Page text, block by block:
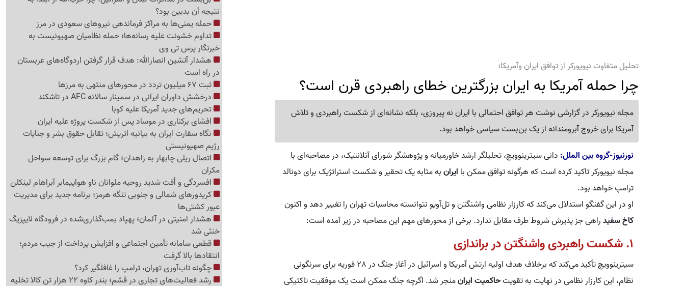
تحلیل متفاوت نیویورکر از توافق ایران وآمریکا؛
چرا حمله آمریکا به ایران بزرگترین خطای راهبردی قرن است؟
مجله نیویورکر در گزارشی نوشت هر توافق احتمالی با ایران نه پیروزی، بلکه نشانه‌ای از شکست راهبردی و تلاش
آمریکا برای خروج آبرومندانه از یک بن‌بست سیاسی خواهد بود.
نورنیوز-گروه بین الملل: دانی سیترینوویچ، تحلیلگر ارشد خاورمیانه و پژوهشگر شورای آتلانتیک، در مصاحبه‌ای با
مجله نیویورکر تاکید کرده است که هرگونه توافق ممکن با ایرانبه مثابه یک تحقیر و شکست استراتژیک برای دونالد
ترامپ خواهد بود.
او در این گفتگو استدلال می‌کند که کارزار نظامی واشنگتن و تل‌آویو نتوانسته محاسبات تهران را تغییر دهد و اکنون
کاخ سفیدراهی جز پذیرش شروط طرف مقابل ندارد. برخی از محورهای مهم این مصاحبه در زیر آمده است:
1. شکست راهبردی واشنگتن در براندازی
سیترینوویچ تأکید می‌کند که برخلاف هدف اولیه ارتش آمریکا و اسرائیل در آغاز جنگ در 28 فوریه برای سرنگونی
نظام، این کارزار نظامی در نهایت به تقویتحاکمیت ایرانمنجر شد. اگرچه جنگ ممکن است یک موفقیت تاکتیکی
نتیجه آن بدبین بود؟
حمله یمنی‌ها به مراکز فرماندهی نیروهای سعودی در مرز
تداوم خشونت علیه رسانه‌ها؛ حمله نظامیان صهیونیست به
خبرنگار پرس تی وی
هشدار آتشین انصارالله: هدف قرار گرفتن اردوگاه‌های عربستان
در راه است
ثبت 67 میلیون تردد در محورهای منتهی به مرزها
درخشش داوران ایرانی در سمینار سالانه AFC در تاشکند
تحریم‌های جدید آمریکا علیه کوبا
افشای برکناری در موساد پس از شکست پروژه علیه ایران
نگاه سفارت ایران به بیانیه اتریش؛ تقابل حقوق بشر و جنایات
رژیم صهیونیستی
اتصال ریلی چابهار به زاهدان؛ گام بزرگ برای توسعه سواحل
مکران
افسردگی و اُفت شدید روحیه ملوانان ناو هواپیمابر آبراهام لینکلن
کریدورهای شمالی و جنوبی تنگه هرمز؛ برنامه جدید برای مدیریت
عبور کشتی‌ها
هشدار امنیتی در آلمان؛ پهپاد بمب‌گذاری‌شده در فرودگاه لایپزیگ
خنثی شد
قطعی سامانه تأمین اجتماعی و افزایش پرداخت از جیب مردم؛
انتقادها بالا گرفت
چگونه تاب‌آوری تهران، ترامپ را غافلگیر کرد؟
رشد فعالیت‌های تجاری در قشم؛ بندر کاوه 22 هزار تن کالا تخلیه